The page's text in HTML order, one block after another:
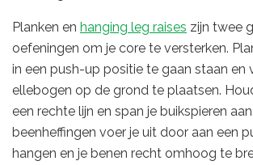
Planken en hanging leg raises zijn twee
oefeningen om je core te versterken.
in een push-up positie te gaan staan en
ellebogen op de grond te plaatsen.
een rechte lijn en span je buikspieren
beenheffingen voer je uit door aan een
hangen en je benen recht omhoog te